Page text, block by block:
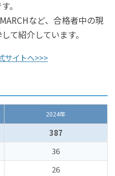
。
など、合格者中の現
て紹介しています。
サイトへ>>>
2024年
387
36
26